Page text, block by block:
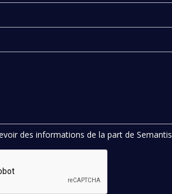
des informations de la part de Semantis